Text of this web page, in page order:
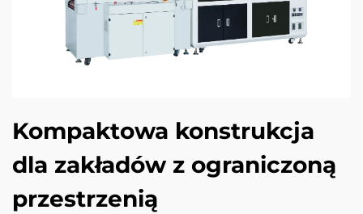
Kompaktowa konstrukcja
dla zakładów z ograniczoną
przestrzenią